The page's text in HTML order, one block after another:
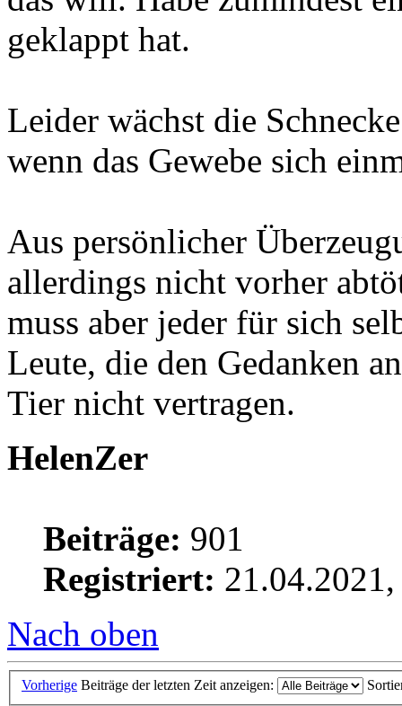
geklappt hat.
Leider wächst die
wenn das Gewebe sich
Aus persönlicher
allerdings nicht vorher
muss aber jeder für sich
Leute, die den Gedanken
Tier nicht vertragen.
HelenZer
Beiträge: 901
Registriert:
Nach oben
Vorherige Beiträge der letzten Zeit anzeigen: